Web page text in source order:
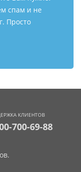
спам и не
Просто
КЛИЕНТОВ
700-69-88